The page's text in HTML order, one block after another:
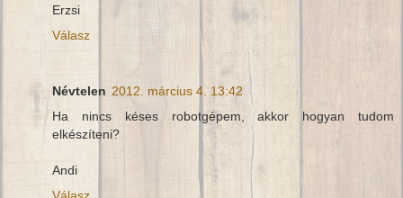
Erzsi
Válasz
Névtelen 2012. március 4. 13:42
Ha nincs késes robotgépem, akkor hogyan tudom
elkészíteni?
Andi